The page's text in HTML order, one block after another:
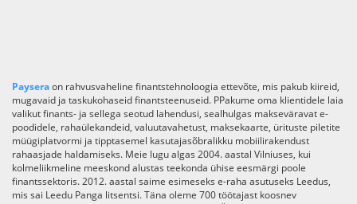
Payseraon rahvusvaheline finantstehnoloogia ettevõte, mis pakub kiireid,
mugavaid ja taskukohaseid finantsteenuseid. PPakume oma klientidele laia
valikut finants- ja sellega seotud lahendusi, sealhulgas makseväravat e-
poodidele, rahaülekandeid, valuutavahetust, maksekaarte, ürituste piletite
müügiplatvormi ja tipptasemel kasutajasõbralikku mobiilirakendust
rahaasjade haldamiseks. Meie lugu algas 2004. aastal Vilniuses, kui
kolmeliikmeline meeskond alustas teekonda ühise eesmärgi poole
finantssektoris. 2012. aastal saime esimeseks e-raha asutuseks Leedus,
mis sai Leedu Panga litsentsi. Täna oleme 700 töötajast koosnev